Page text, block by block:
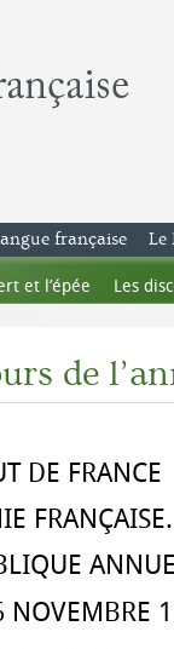
et l’épée Les
française Le
de
DE FRANCE
FRANÇAISE.
NOVEMBRE